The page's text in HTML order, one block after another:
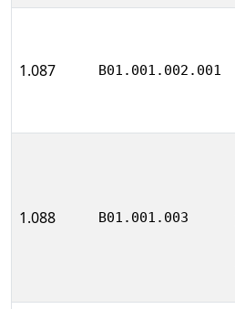
1.087 B01.001.002.001
1.088 B01.001.003